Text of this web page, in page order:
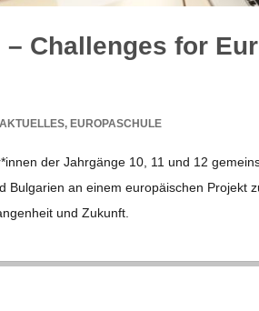
Chal­lenges for
AKTUELLES, EUROPASCHULE
der Jahr­gänge 10, 11 und 12
Bul­ga­rien an einem euro­päi­schen Pro­jekt
und Zukunft.